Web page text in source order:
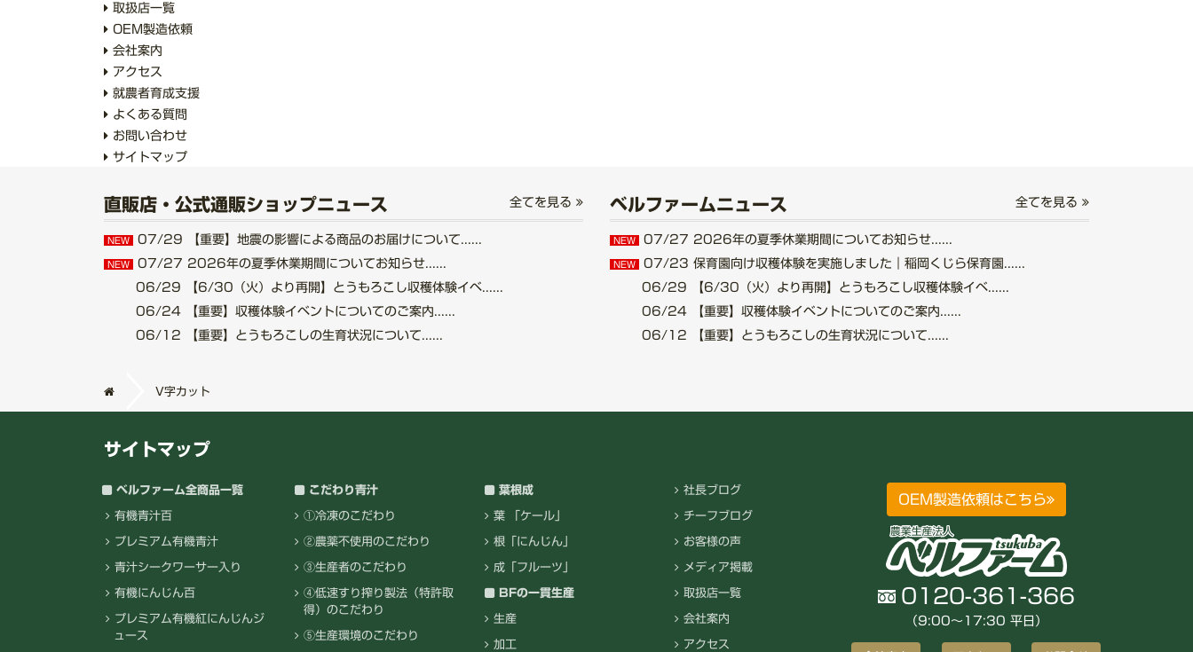
取扱店一覧
OEM製造依頼
会社案内
アクセス
就農者育成支援
よくある質問
お問い合わせ
サイトマップ
直販店・公式通販ショップニュース 全てを見る
NEW 07/29 【重要】地震の影響による商品のお届けについて......
NEW 07/27 2026年の夏季休業期間についてお知らせ......
06/29 【6/30（火）より再開】とうもろこし収穫体験イベ......
06/24 【重要】収穫体験イベントについてのご案内......
06/12 【重要】とうもろこしの生育状況について......
ベルファームニュース 全てを見る
NEW 07/27 2026年の夏季休業期間についてお知らせ......
NEW 07/23 保育園向け収穫体験を実施しました｜稲岡くじら保育園......
06/29 【6/30（火）より再開】とうもろこし収穫体験イベ......
06/24 【重要】収穫体験イベントについてのご案内......
06/12 【重要】とうもろこしの生育状況について......
V字カット
サイトマップ
ベルファーム全商品一覧
有機青汁百
プレミアム有機青汁
青汁シークワーサー入り
有機にんじん百
プレミアム有機紅にんじんジ
ュース
こだわり青汁
①冷凍のこだわり
②農薬不使用のこだわり
③生産者のこだわり
④低速すり搾り製法（特許取
得）のこだわり
⑤生産環境のこだわり
葉根成
葉 「ケール」
根「にんじん」
成「フルーツ」
BFの一貫生産
生産
加工
社長ブログ
チーフブログ
お客様の声
メディア掲載
取扱店一覧
会社案内
アクセス
OEM製造依頼はこちら
0120-361-366
（9:00〜17:30 平日）